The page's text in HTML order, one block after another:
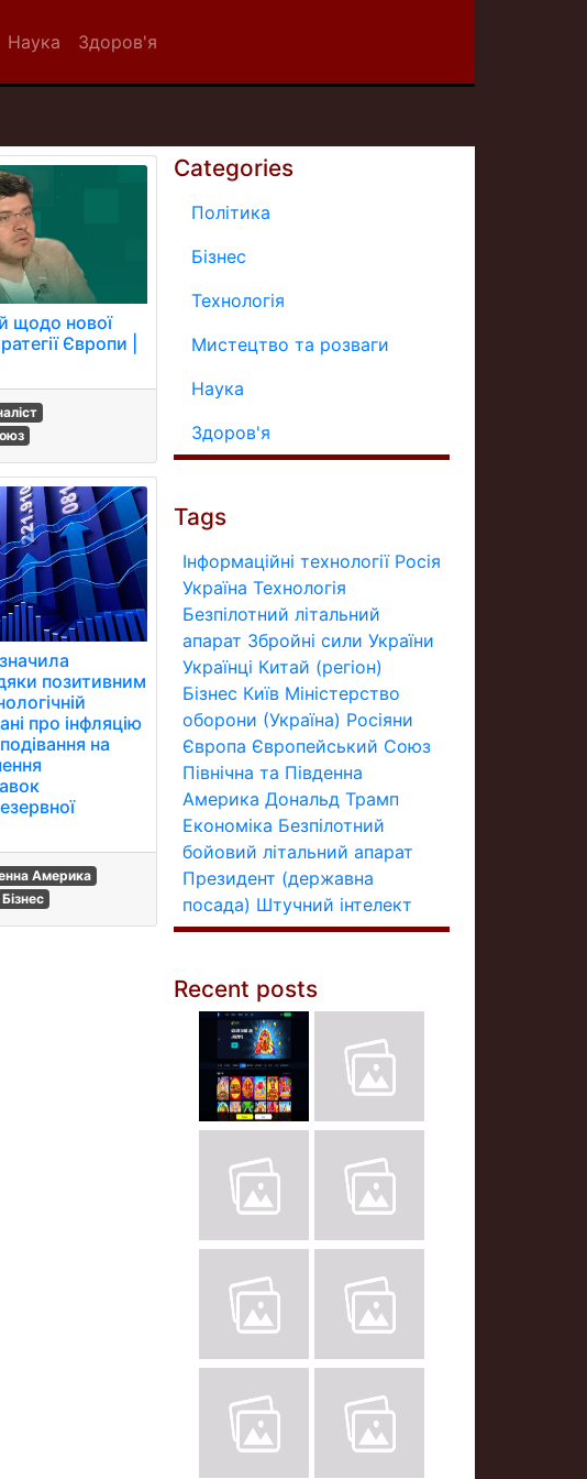
Наука Здоров'я
щодо нової
Європи |
позитивним
про інфляцію
на
Америка
Бізнес
Categories
Політика
Бізнес
Технологія
Мистецтво та розваги
Наука
Здоров'я
Tags
Інформаційні технології Росія
Україна Технологія
Безпілотний літальний
апарат Збройні сили України
Українці Китай (регіон)
Бізнес Київ Міністерство
оборони (Україна) Росіяни
Європа Європейський Союз
Північна та Південна
Америка Дональд Трамп
Економіка Безпілотний
бойовий літальний апарат
Президент (державна
посада) Штучний інтелект
Recent posts